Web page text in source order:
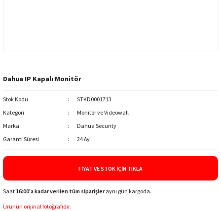
Dahua IP Kapalı Monitör
Stok Kodu
STKD0001713
Kategori
Monitör ve Videowall
Marka
Dahua Security
Garanti Süresi
24 Ay
FIYAT VE STOK İÇIN TIKLA
Saat 16:00'a kadar verilen tüm siparişleraynı gün kargoda.
Ürünün orijinal fotoğrafıdır.